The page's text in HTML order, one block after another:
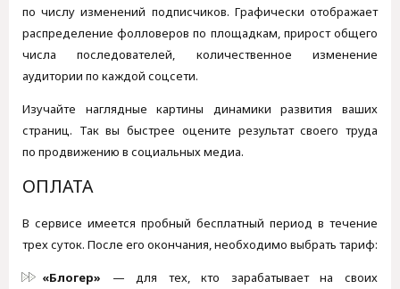
по числу изменений подписчиков. Графически отображает
распределение фолловеров по площадкам, прирост общего
числа последователей, количественное изменение
аудитории по каждой соцсети.
Изучайте наглядные картины динамики развития ваших
страниц. Так вы быстрее оцените результат своего труда
по продвижению в социальных медиа.
ОПЛАТА
В сервисе имеется пробный бесплатный период в течение
трех суток. После его окончания, необходимо выбрать тариф:
«Блогер» — для тех, кто зарабатывает на своих